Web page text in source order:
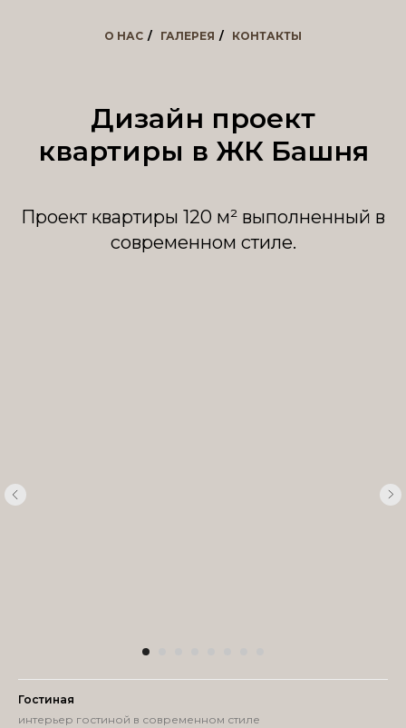
О НАС / ГАЛЕРЕЯ / КОНТАКТЫ
Дизайн проект
квартиры в ЖК Башня
Проект квартиры 120 м² выполненный в
современном стиле.
Гостиная
интерьер гостиной в современном стиле